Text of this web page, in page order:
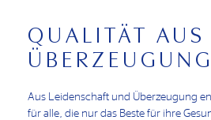
QUALITÄT AUS
ÜBERZEUGUNG
Aus Leidenschaft und Überzeugung
für alle, die nur das Beste für ihre